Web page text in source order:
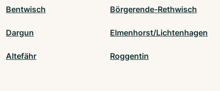
Bentwisch Börgerende-Rethwisch
Dargun Elmenhorst/Lichtenhagen
Altefähr Roggentin